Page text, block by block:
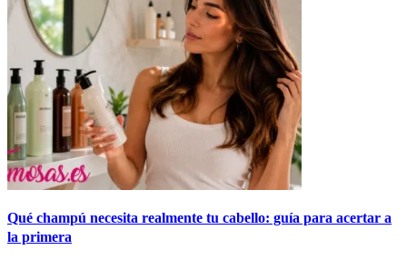
Qué champú necesita realmente tu cabello: guía para acertar a
la primera